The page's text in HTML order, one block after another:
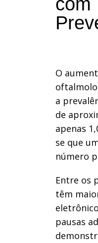
O
a
de
apenas
se que
número
Entre os
têm
pausas